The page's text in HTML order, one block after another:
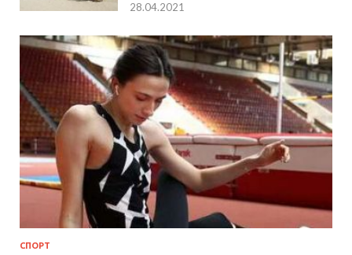
28.04.2021
СПОРТ